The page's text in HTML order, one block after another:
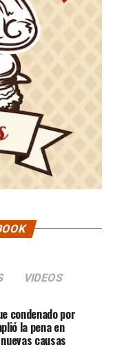
VIDEOS
condenado por
la pena en
causas